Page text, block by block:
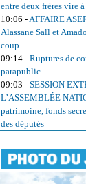
entre deux frères vire
10:06 -AFFAIRE
Alassane Sall et
coup
09:14 - Ruptures de
parapublic
09:03 - SESSION
L’ASSEMBLÉE
patrimoine, fonds
des députés